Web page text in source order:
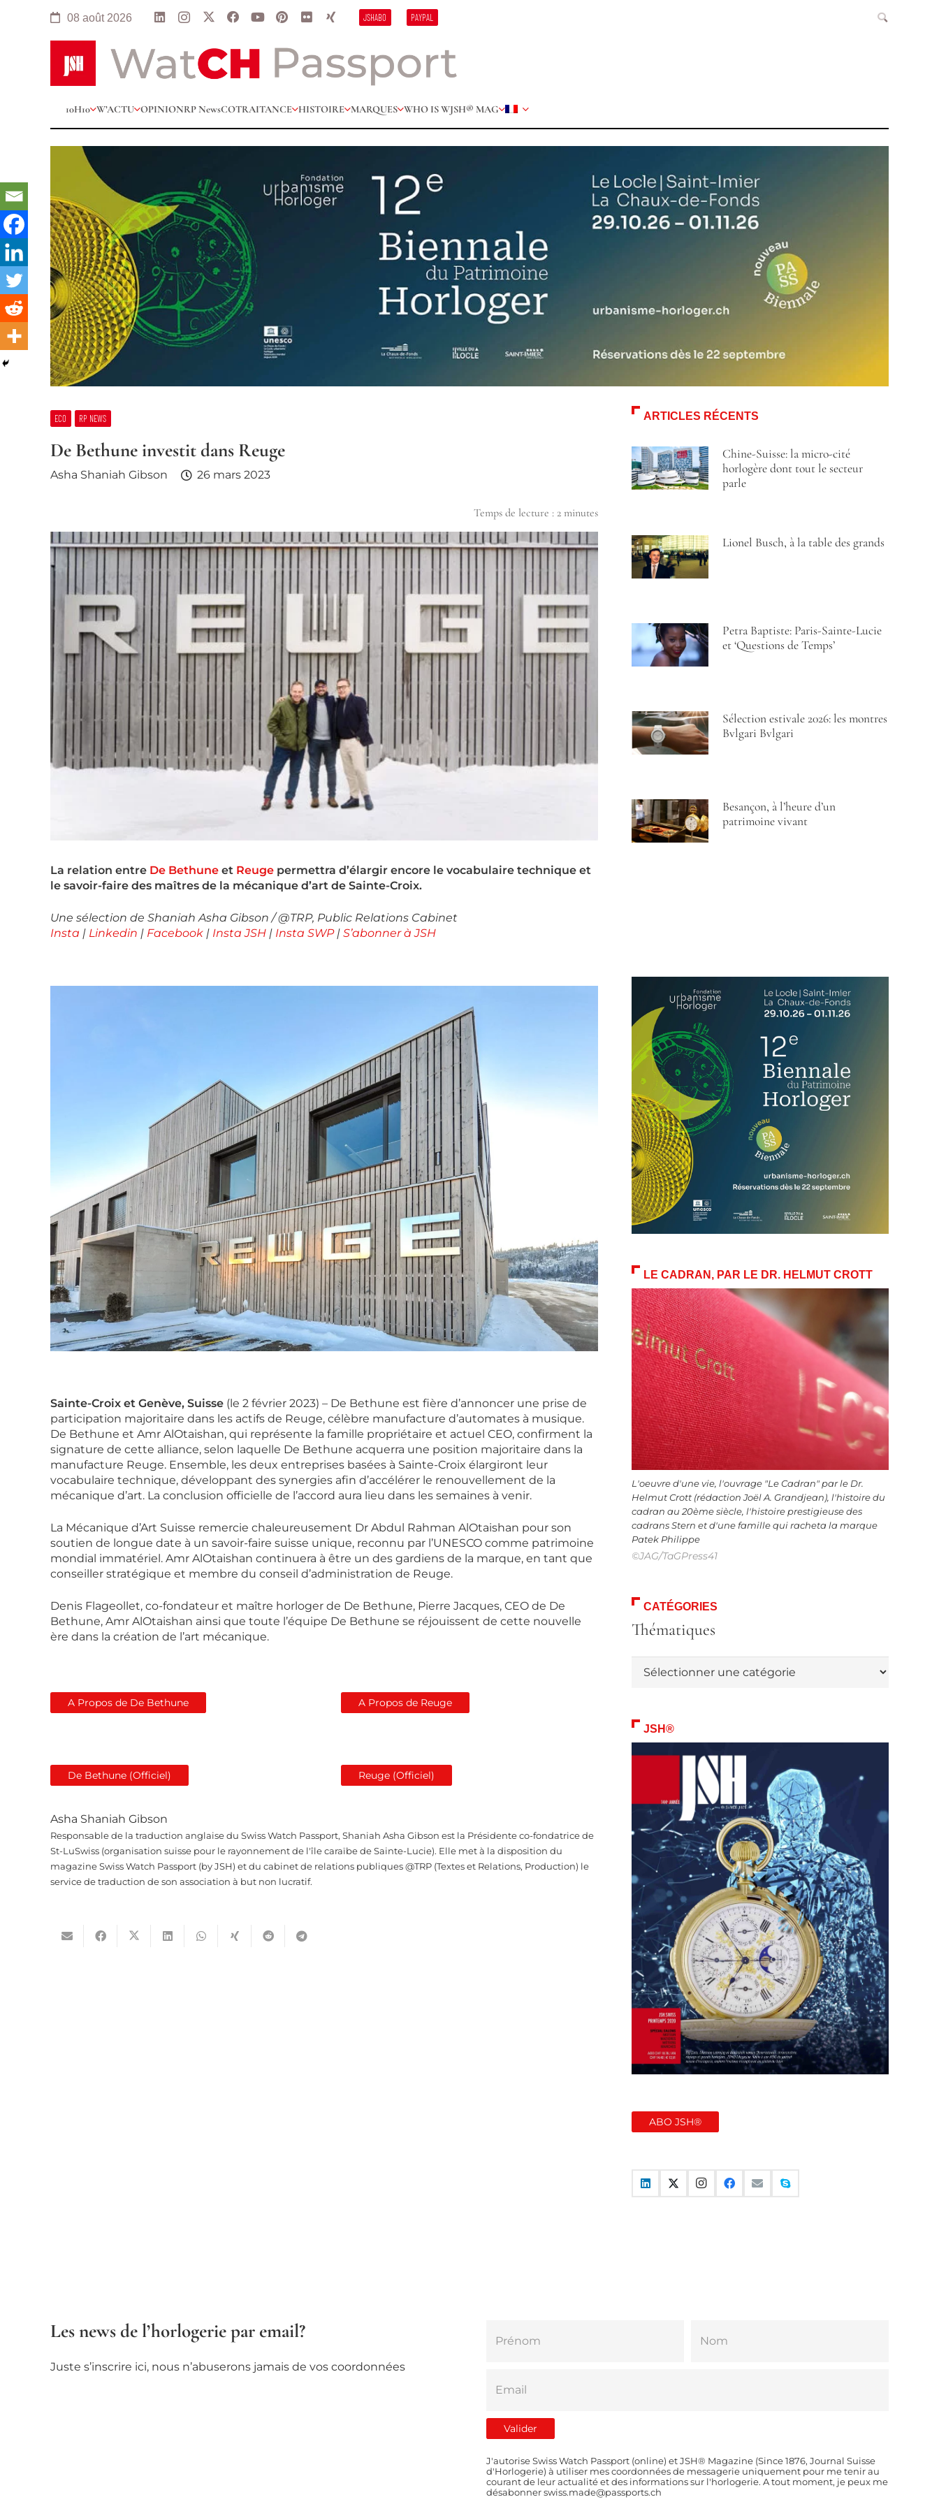
08 août 2026 JSHABO PAYPAL
10H10 W’ACTU OPINIONRP NewsCOTRAITANCE HISTOIRE MARQUES WHO IS WJSH® MAG
ECO RP NEWS
De Bethune investit dans Reuge
Asha Shaniah Gibson 26 mars 2023
Temps de lecture : 2 minutes
La relation entre De Bethune et Reuge permettra d’élargir encore le vocabulaire technique et
le savoir-faire des maîtres de la mécanique d’art de Sainte-Croix.
Une sélection de Shaniah Asha Gibson / @TRP, Public Relations Cabinet
Insta | Linkedin | Facebook | Insta JSH | Insta SWP| S’abonner à JSH
Sainte-Croix et Genève, Suisse (le 2 février 2023) – De Bethune est fière d’annoncer une prise de
participation majoritaire dans les actifs de Reuge, célèbre manufacture d’automates à musique.
De Bethune et Amr AlOtaishan, qui représente la famille propriétaire et actuel CEO, confirment la
signature de cette alliance, selon laquelle De Bethune acquerra une position majoritaire dans la
manufacture Reuge. Ensemble, les deux entreprises basées à Sainte-Croix élargiront leur
vocabulaire technique, développant des synergies afin d’accélérer le renouvellement de la
mécanique d’art. La conclusion officielle de l’accord aura lieu dans les semaines à venir.
La Mécanique d’Art Suisse remercie chaleureusement Dr Abdul Rahman AlOtaishan pour son
soutien de longue date à un savoir-faire suisse unique, reconnu par l’UNESCO comme patrimoine
mondial immatériel. Amr AlOtaishan continuera à être un des gardiens de la marque, en tant que
conseiller stratégique et membre du conseil d’administration de Reuge.
Denis Flageollet, co-fondateur et maître horloger de De Bethune, Pierre Jacques, CEO de De
Bethune, Amr AlOtaishan ainsi que toute l’équipe De Bethune se réjouissent de cette nouvelle
ère dans la création de l’art mécanique.
A Propos de De Bethune A Propos de Reuge
De Bethune (Officiel) Reuge (Officiel)
Asha Shaniah Gibson
Responsable de la traduction anglaise du Swiss Watch Passport, Shaniah Asha Gibson est la Présidente co-fondatrice de
St-LuSwiss (organisation suisse pour le rayonnement de l'île caraïbe de Sainte-Lucie). Elle met à la disposition du
magazine Swiss Watch Passport (by JSH) et du cabinet de relations publiques @TRP (Textes et Relations, Production) le
service de traduction de son association à but non lucratif.
ARTICLES RÉCENTS
Chine-Suisse: la micro-cité
horlogère dont tout le secteur
parle
Lionel Busch, à la table des grands
Petra Baptiste: Paris-Sainte-Lucie
et ‘Questions de Temps’
Sélection estivale 2026: les montres
Bvlgari Bvlgari
Besançon, à l’heure d’un
patrimoine vivant
LE CADRAN, PAR LE DR. HELMUT CROTT
L'oeuvre d'une vie, l'ouvrage "Le Cadran" par le Dr.
Helmut Crott (rédaction Joël A. Grandjean), l'histoire du
cadran au 20ème siècle, l'histoire prestigieuse des
cadrans Stern et d'une famille qui racheta la marque
Patek Philippe
©JAG/TaGPress41
CATÉGORIES
Thématiques
JSH®
ABO JSH®
Les news de l’horlogerie par email?
Juste s’inscrire ici, nous n’abuserons jamais de vos coordonnées
J'autorise Swiss Watch Passport (online) et JSH® Magazine (Since 1876, Journal Suisse
d'Horlogerie) à utiliser mes coordonnées de messagerie uniquement pour me tenir au
courant de leur actualité et des informations sur l'horlogerie. A tout moment, je peux me
désabonner swiss.made@passports.ch